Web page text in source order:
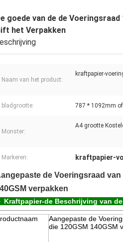
goede van de de
het Verpakken
Naam van het product:
kraftpapier-
bladgrootte: 787 * 1092mm
Monster:
A4 grootte
Markeren: kraftpapier-
de Voeringsraad
verpakken
Kraftpapier-de Beschrijving van de
Aangepaste de
die 120GSM 140GSM